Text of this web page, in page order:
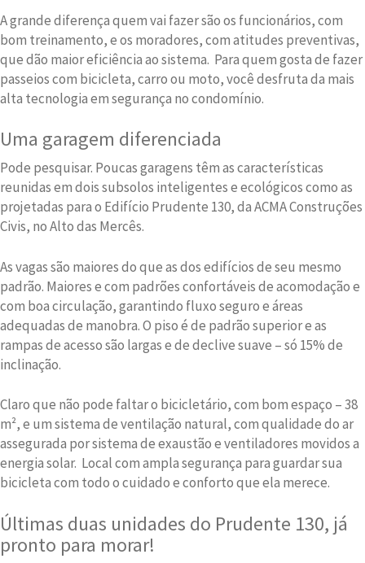
A grande diferença quem vai fazer são os funcionários, com
bom treinamento, e os moradores, com atitudes preventivas,
que dão maior eficiência ao sistema. Para quem gosta de fazer
passeios com bicicleta, carro ou moto, você desfruta da mais
alta tecnologia em segurança no condomínio.
Uma garagem diferenciada
Pode pesquisar. Poucas garagens têm as características
reunidas em dois subsolos inteligentes e ecológicos como as
projetadas para o Edifício Prudente 130, da ACMA Construções
Civis, no Alto das Mercês.
As vagas são maiores do que as dos edifícios de seu mesmo
padrão. Maiores e com padrões confortáveis de acomodação e
com boa circulação, garantindo fluxo seguro e áreas
adequadas de manobra. O piso é de padrão superior e as
rampas de acesso são largas e de declive suave – só 15% de
inclinação.
Claro que não pode faltar o bicicletário, com bom espaço – 38
m², e um sistema de ventilação natural, com qualidade do ar
assegurada por sistema de exaustão e ventiladores movidos a
energia solar. Local com ampla segurança para guardar sua
bicicleta com todo o cuidado e conforto que ela merece.
Últimas duas unidades do Prudente 130, já
pronto para morar!